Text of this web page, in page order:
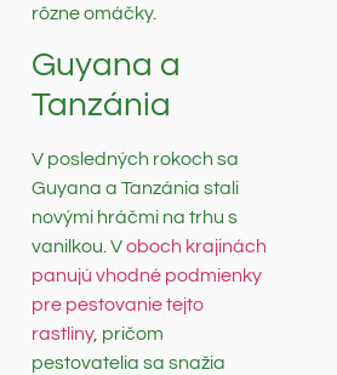
rôzne omáčky.
Guyana a
Tanzánia
V posledných rokoch sa
Guyana a Tanzánia stali
novými hráčmi na trhu s
vanilkou. Voboch krajinách
panujú vhodné podmienky
pre pestovanie tejto
rastliny, pričom
pestovatelia sa snažia